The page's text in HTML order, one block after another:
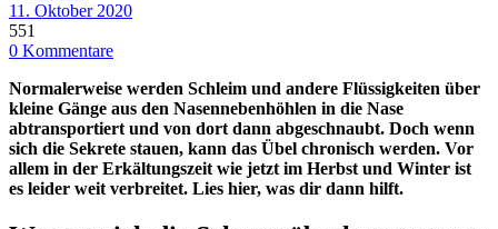
11. Oktober 2020
551
0 Kommentare
Normalerweise werden Schleim und andere Flüssigkeiten über
kleine Gänge aus den Nasennebenhöhlen in die Nase
abtransportiert und von dort dann abgeschnaubt. Doch wenn
sich die Sekrete stauen, kann das Übel chronisch werden. Vor
allem in der Erkältungszeit wie jetzt im Herbst und Winter ist
es leider weit verbreitet. Lies hier, was dir dann hilft.